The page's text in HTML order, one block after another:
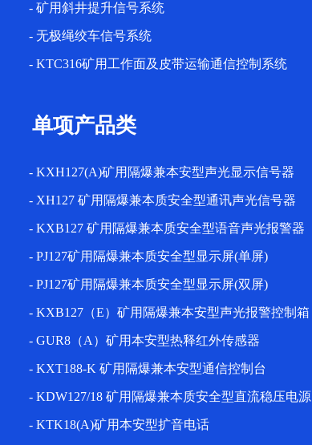
- 矿用斜井提升信号系统
- 无极绳绞车信号系统
- KTC316矿用工作面及皮带运输通信控制系统
单项产品类
- KXH127(A)矿用隔爆兼本安型声光显示信号器
- XH127 矿用隔爆兼本质安全型通讯声光信号器
- KXB127 矿用隔爆兼本质安全型语音声光报警器
- PJ127矿用隔爆兼本质安全型显示屏(单屏)
- PJ127矿用隔爆兼本质安全型显示屏(双屏)
- KXB127（E）矿用隔爆兼本安型声光报警控制箱
- GUR8（A）矿用本安型热释红外传感器
- KXT188-K 矿用隔爆兼本安型通信控制台
- KDW127/18 矿用隔爆兼本质安全型直流稳压电源
- KTK18(A)矿用本安型扩音电话